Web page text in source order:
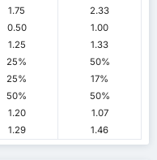
1.75
2.33
0.50
1.00
1.25
1.33
25%
50%
25%
17%
50%
50%
1.20
1.07
1.29 1.46